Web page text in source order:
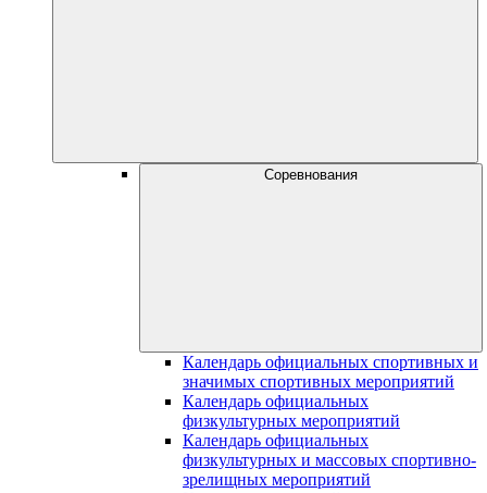
Соревнования
Календарь официальных спортивных и
значимых спортивных мероприятий
Календарь официальных
физкультурных мероприятий
Календарь официальных
физкультурных и массовых спортивно-
зрелищных мероприятий